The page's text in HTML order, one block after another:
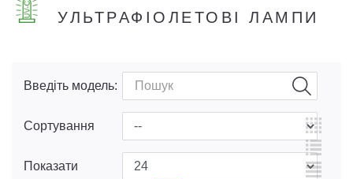
УЛЬТРАФІОЛЕТОВІ ЛАМПИ
Введіть модель:
Сортування
Показати